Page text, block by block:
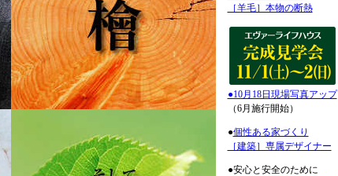
［羊毛］本物の断熱
●10月18日現場写真アップ
（6月施行開始）
●個性ある家づくり
［建築］専属デザイナー
●安心と安全のために